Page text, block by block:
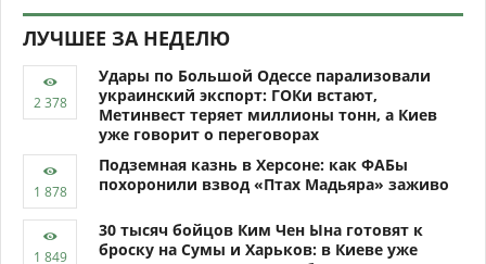
ЛУЧШЕЕ ЗА НЕДЕЛЮ
Удары по Большой Одессе парализовали
украинский экспорт: ГОКи встают,
Метинвест теряет миллионы тонн, а Киев
уже говорит о переговорах
Подземная казнь в Херсоне: как ФАБы
похоронили взвод «Птах Мадьяра» заживо
30 тысяч бойцов Ким Чен Ына готовят к
броску на Сумы и Харьков: в Киеве уже